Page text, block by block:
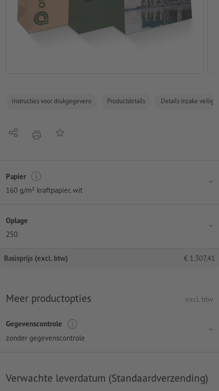
Instructies voor drukgegevens Productdetails Details inzake
Delen afdrukkenOp de lijst
Papier
160 g/m² kraftpapier, wit
Oplage
250
Basisprijs (excl. btw) € 1.307,41
Meer productopties excl. btw
Gegevenscontrole
zonder gegevenscontrole
Verwachte leverdatum (Standaardverzending)